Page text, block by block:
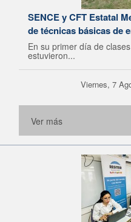
SENCE y CFT Estatal
de técnicas básicas de
En su primer día de
estuvieron...
Viernes, 7
Ver más